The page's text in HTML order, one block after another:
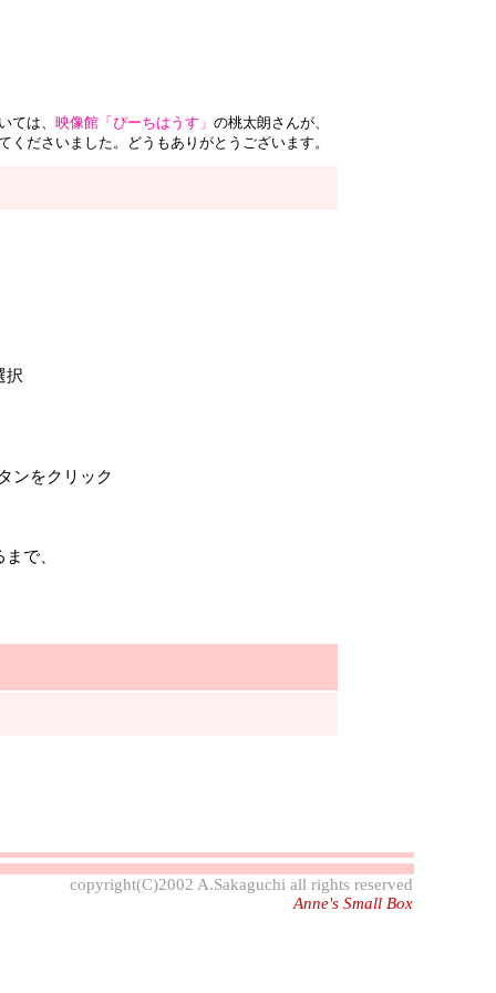
ては、 映像館「ぴーちはうす」 の桃太朗さんが、
くださいました。どうもありがとうございます。
択
ンをクリック
で、
copyright(C)2002 A.Sakaguchi all rights reserved
Anne's Small Box